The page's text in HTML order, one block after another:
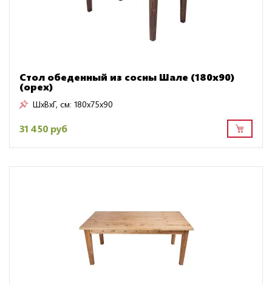
Стол обеденный из сосны Шале (180х90)
(орех)
ШxВxГ, см: 180x75x90
31 450 руб